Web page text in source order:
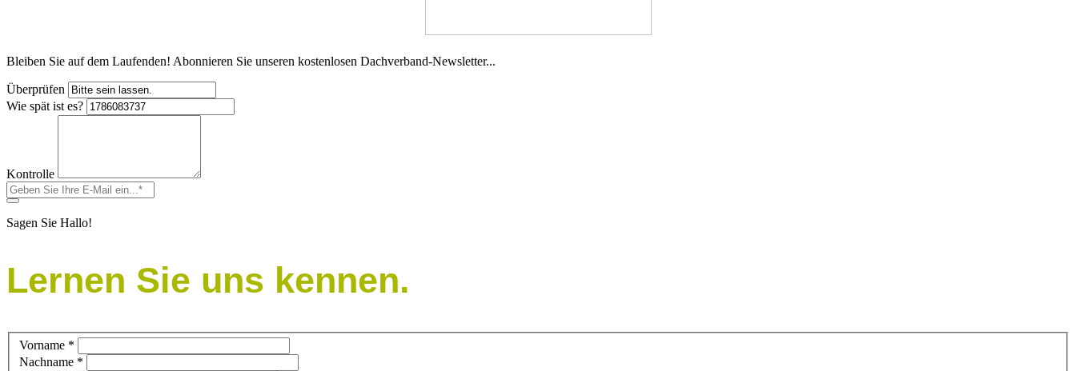
Bleiben Sie auf dem Laufenden! Abonnieren Sie unseren kostenlosen Dachverband-Newsletter...
Überprüfen
Wie spät ist es?
Kontrolle
Sagen Sie Hallo!
Lernen Sie uns kennen.
Vorname *
Nachname *